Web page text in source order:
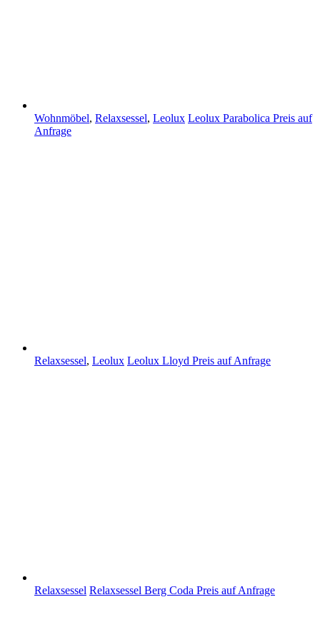
Wohnmöbel, Relaxsessel, Leolux Leolux Parabolica Preis auf
Anfrage
Relaxsessel, Leolux Leolux Lloyd Preis auf Anfrage
Relaxsessel Relaxsessel Berg Coda Preis auf Anfrage